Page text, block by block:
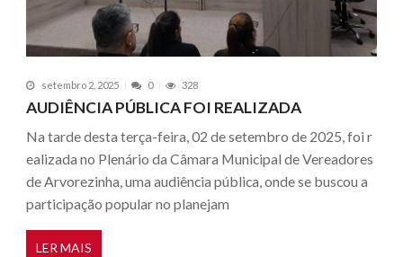
setembro 2, 2025 0 328
AUDIÊNCIA PÚBLICA FOI REALIZADA
Na tarde desta terça-feira, 02 de setembro de 2025, foi r
ealizada no Plenário da Câmara Municipal de Vereadores
de Arvorezinha, uma audiência pública, onde se buscou a
participação popular no planejam
LER MAIS